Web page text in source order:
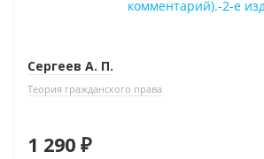
Сергеев А. П.
Теория гражданского права
1 290 ₽